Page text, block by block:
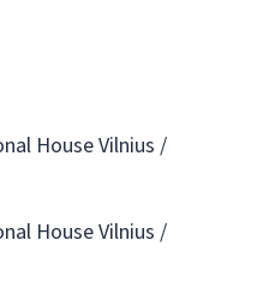
House Vilnius /
House Vilnius /